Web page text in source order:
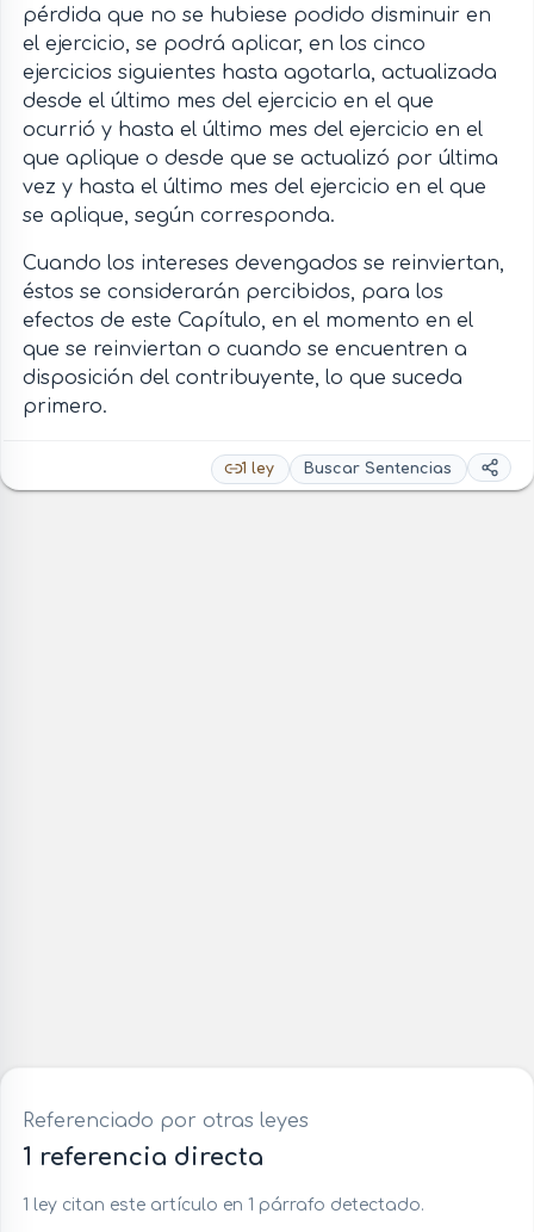
pérdida que no se hubiese podido disminuir en
el ejercicio, se podrá aplicar, en los cinco
ejercicios siguientes hasta agotarla, actualizada
desde el último mes del ejercicio en el que
ocurrió y hasta el último mes del ejercicio en el
que aplique o desde que se actualizó por última
vez y hasta el último mes del ejercicio en el que
se aplique, según corresponda.
Cuando los intereses devengados se reinviertan,
éstos se considerarán percibidos, para los
efectos de este Capítulo, en el momento en el
que se reinviertan o cuando se encuentren a
disposición del contribuyente, lo que suceda
primero.
1 ley Buscar Sentencias
Referenciado por otras leyes
1 referencia directa
1 ley citan este artículo en 1 párrafo detectado.